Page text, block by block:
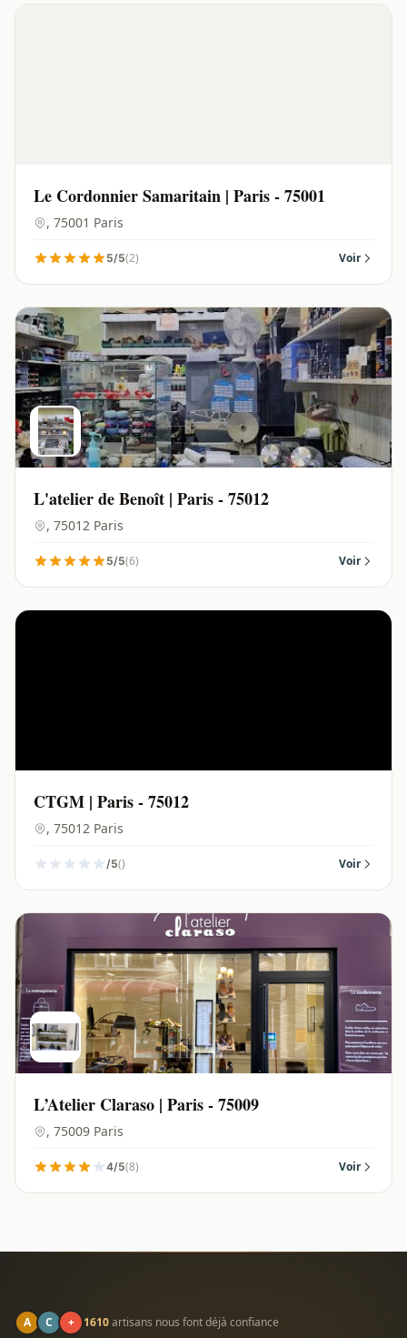
Le Cordonnier Samaritain | Paris - 75001
, 75001 Paris
5/5(2) Voir
L'atelier de Benoît | Paris - 75012
, 75012 Paris
5/5(6) Voir
CTGM | Paris - 75012
, 75012 Paris
/5() Voir
L’Atelier Claraso | Paris - 75009
, 75009 Paris
4/5(8) Voir
A C + 1610artisans nous font déjà confiance